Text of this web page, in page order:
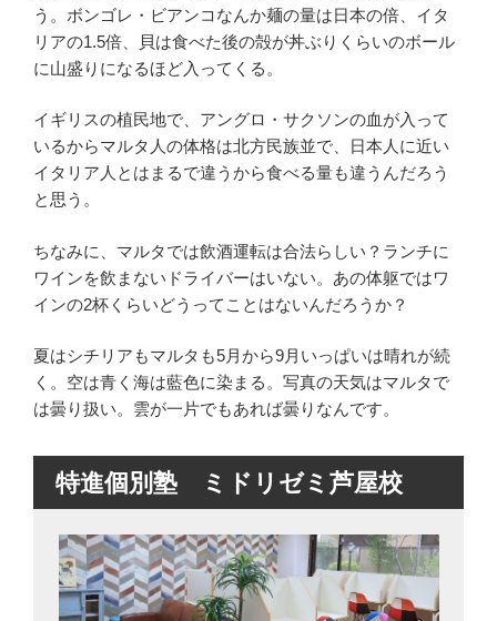
う。ボンゴレ・ビアンコなんか麺の量は日本の倍、イタ
リアの1.5倍、貝は食べた後の殻が丼ぶりくらいのボール
に山盛りになるほど入ってくる。
イギリスの植民地で、アングロ・サクソンの血が入って
いるからマルタ人の体格は北方民族並で、日本人に近い
イタリア人とはまるで違うから食べる量も違うんだろう
と思う。
ちなみに、マルタでは飲酒運転は合法らしい？ランチに
ワインを飲まないドライバーはいない。あの体躯ではワ
インの2杯くらいどうってことはないんだろうか？
夏はシチリアもマルタも5月から9月いっぱいは晴れが続
く。空は青く海は藍色に染まる。写真の天気はマルタで
は曇り扱い。雲が一片でもあれば曇りなんです。
特進個別塾 ミドリゼミ芦屋校